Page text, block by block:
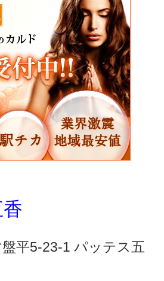
平5-23-1 パッテス五